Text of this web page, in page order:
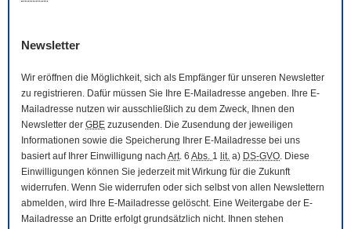
Newsletter
Wir eröffnen die Möglichkeit, sich als Empfänger für unseren Newsletter
zu registrieren. Dafür müssen Sie Ihre E-Mail adresse angeben. Ihre E-
Mail adresse nutzen wir ausschließlich zu dem Zweck, Ihnen den
Newsletter der GBE zuzusenden. Die Zusendung der jeweiligen
Informationen sowie die Speicherung Ihrer E-Mail adresse bei uns
basiert auf Ihrer Einwilligung nach Art. 6 Abs. 1 lit. a) DS-GVO. Diese
Einwilligungen können Sie jederzeit mit Wirkung für die Zukunft
widerrufen. Wenn Sie widerrufen oder sich selbst von allen Newslettern
abmelden, wird Ihre E-Mail adresse gelöscht. Eine Weitergabe der E-
Mail adresse an Dritte erfolgt grundsätzlich nicht. Ihnen stehen